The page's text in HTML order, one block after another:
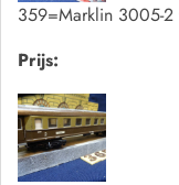
359=Marklin 3005-2
Prijs: